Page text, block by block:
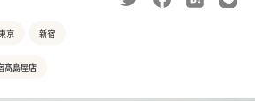
京 新宿
髙島屋店